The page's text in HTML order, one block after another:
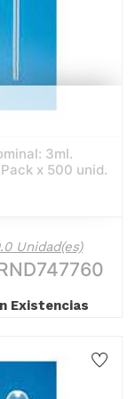
3ml.
x 500 unid.
Unidad(es)
Existencias